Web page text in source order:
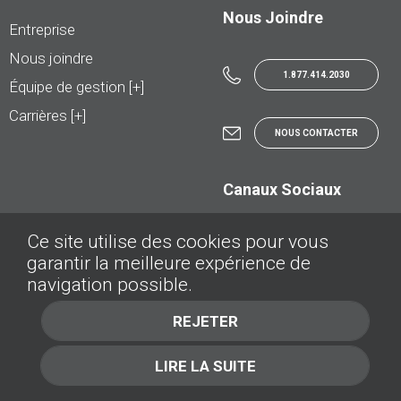
Entreprise
Nous joindre
Équipe de gestion [+]
Carrières [+]
Nous Joindre
1.877.414.2030
NOUS CONTACTER
Canaux Sociaux
Société © TRADER - Tous droits réservés
Politique de confidentialité
Ce site utilise des cookies pour vous
garantir la meilleure expérience de
navigation possible.
REJETER
LIRE LA SUITE